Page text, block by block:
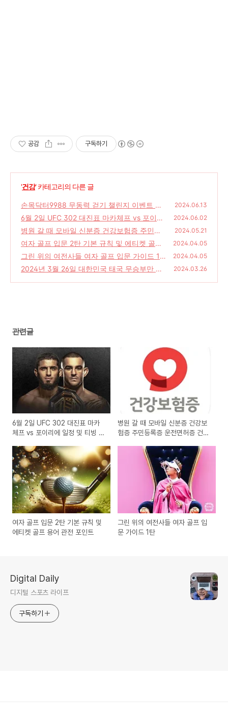
공감 구독하기
'건강' 카테고리의 다른 글
손목닥터9988 무동력 걷기 챌린지 이벤트 오
늘 사전예약 2시!
(0)
2024.06.13
6월 2일 UFC 302 대진표 마카체프 vs 포이리
에 일정 및 티빙 중계 무료 하이라이트
(0)
2024.06.02
병원 갈 때 모바일 신분증 건강보험증 주민등
록증 운전면허증 건강보험증 여권 캡처본 ? 가
능한가
(0)
2024.05.21
여자 골프 입문 2탄 기본 규칙 및 에티켓 골프
용어 관전 포인트
(0)
2024.04.05
그린 위의 여전사들 여자 골프 입문 가이드 1
탄
(0)
2024.04.05
2024년 3월 26일 대한민국 태국 무승부만 해
2024.03.26
관련글
6월 2일 UFC 302 대진표 마카
체프 vs 포이리에 일정 및 티빙 중
병원 갈 때 모바일 신분증 건강보
험증 주민등록증 운전면허증 건강
여자 골프 입문 2탄 기본 규칙 및
에티켓 골프 용어 관전 포인트
그린 위의 여전사들 여자 골프 입
문 가이드 1탄
Digital Daily
디지털 스포츠 라이프
구독하기